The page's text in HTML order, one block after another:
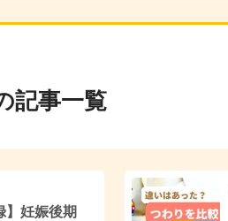
記事一覧
】妊娠後期